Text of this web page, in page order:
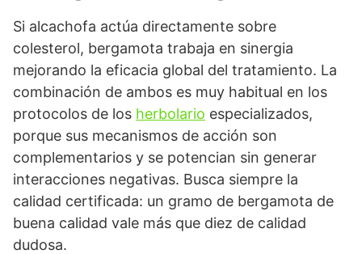
Si alcachofa actúa directamente sobre
colesterol, bergamota trabaja en sinergia
mejorando la eficacia global del tratamiento. La
combinación de ambos es muy habitual en los
protocolos de los herbolario especializados,
porque sus mecanismos de acción son
complementarios y se potencian sin generar
interacciones negativas. Busca siempre la
calidad certificada: un gramo de bergamota de
buena calidad vale más que diez de calidad
dudosa.